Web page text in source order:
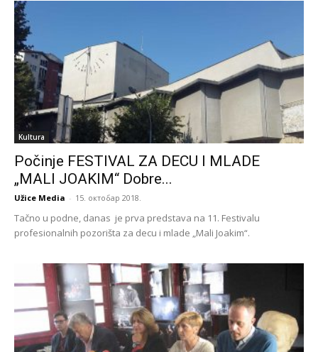
Kultura
Počinje FESTIVAL ZA DECU I MLADE
„MALI JOAKIM“ Dobre...
Užice Media - 15. октобар 2018.
Tačno u podne, danas je prva predstava na 11. Festivalu
profesionalnih pozorišta za decu i mlade „Mali Joakim“.